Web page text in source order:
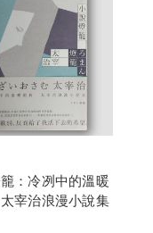
：冷冽中的溫暖
宰治浪漫小說集